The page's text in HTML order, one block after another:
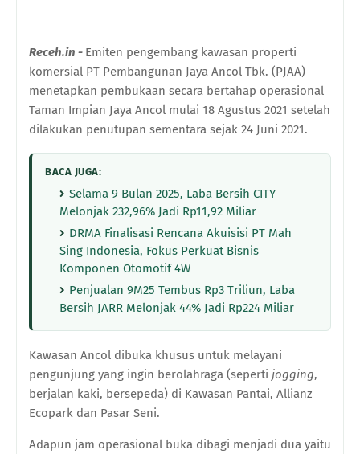
Receh.in - Emiten pengembang kawasan properti
komersial PT Pembangunan Jaya Ancol Tbk. (PJAA)
menetapkan pembukaan secara bertahap operasional
Taman Impian Jaya Ancol mulai 18 Agustus 2021 setelah
dilakukan penutupan sementara sejak 24 Juni 2021.
BACA JUGA:
Selama 9 Bulan 2025, Laba Bersih CITY
Melonjak 232,96% Jadi Rp11,92 Miliar
DRMA Finalisasi Rencana Akuisisi PT Mah
Sing Indonesia, Fokus Perkuat Bisnis
Komponen Otomotif 4W
Penjualan 9M25 Tembus Rp3 Triliun, Laba
Bersih JARR Melonjak 44% Jadi Rp224 Miliar
Kawasan Ancol dibuka khusus untuk melayani
pengunjung yang ingin berolahraga (seperti jogging,
berjalan kaki, bersepeda) di Kawasan Pantai, Allianz
Ecopark dan Pasar Seni.
Adapun jam operasional buka dibagi menjadi dua yaitu